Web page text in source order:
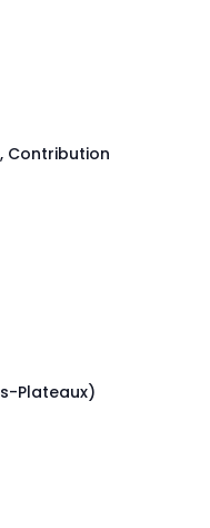
Contribution
Plateaux)